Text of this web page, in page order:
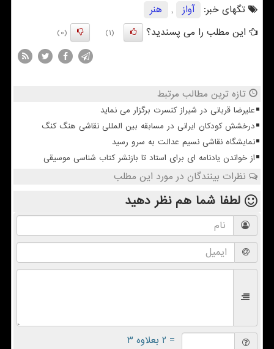
تگهای خبر:
آواز ,
هنر
این مطلب را می پسندید؟
(1)
(0)
تازه ترین مطالب مرتبط
علیرضا قربانی در شیراز کنسرت برگزار می نماید
درخشش کودکان ایرانی در مسابقه بین المللی نقاشی هنگ کنگ
نمایشگاه نقاشی نسیم عدالت به سرو رسید
از خواندن یادنامه ای برای استاد تا بازنشر کتاب شناسی موسیقی
نظرات بینندگان در مورد این مطلب
لطفا شما همنظر دهید
= ۲ بعلاوه ۳